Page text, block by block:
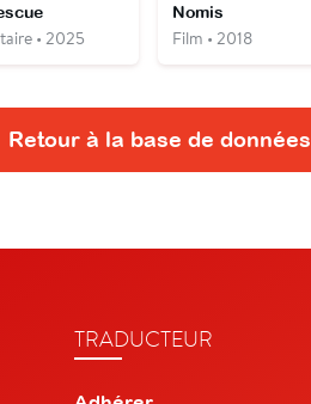
• 2025
Nomis
Film • 2018
Retour à la base de données
TRADUCTEUR